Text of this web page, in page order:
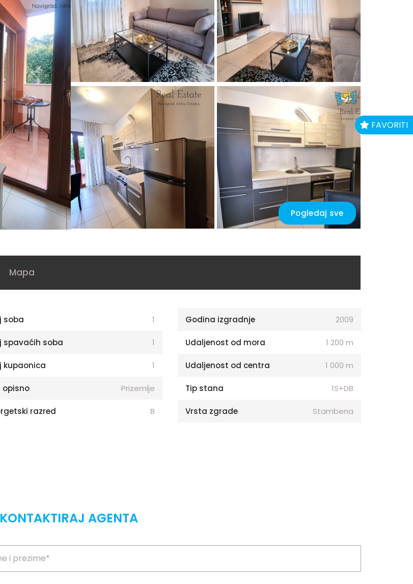
FAVORITI
Pogledaj sve
Mapa
soba 1 Godina izgradnje 2009
spavaćih soba 1 Udaljenost od mora 1 200 m
kupaonica 1 Udaljenost od centra 1 000 m
opisno Prizemlje Tip stana 1S+DB
razred B Vrsta zgrade Stambena
KONTAKTIRAJ AGENTA